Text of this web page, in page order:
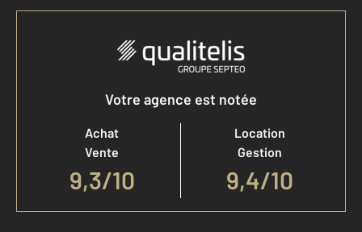
Votre agence est notée
Achat
Vente
9,3/10
Location
Gestion
9,4/10